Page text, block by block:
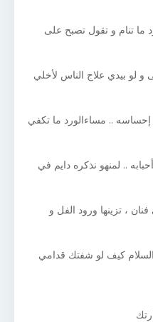
ما تنام و تقول تصبح على
لو بيدي علاج الناس لأخلي
.. مساءالورد ما تكفي
.. لمنهو نذكره دايم في
، تزينها ورود الفل و
كيف لو شفتك قدامي